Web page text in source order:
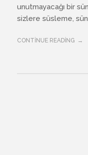
unutmayacağı bir
sizlere süsleme,
CONTINUE READING